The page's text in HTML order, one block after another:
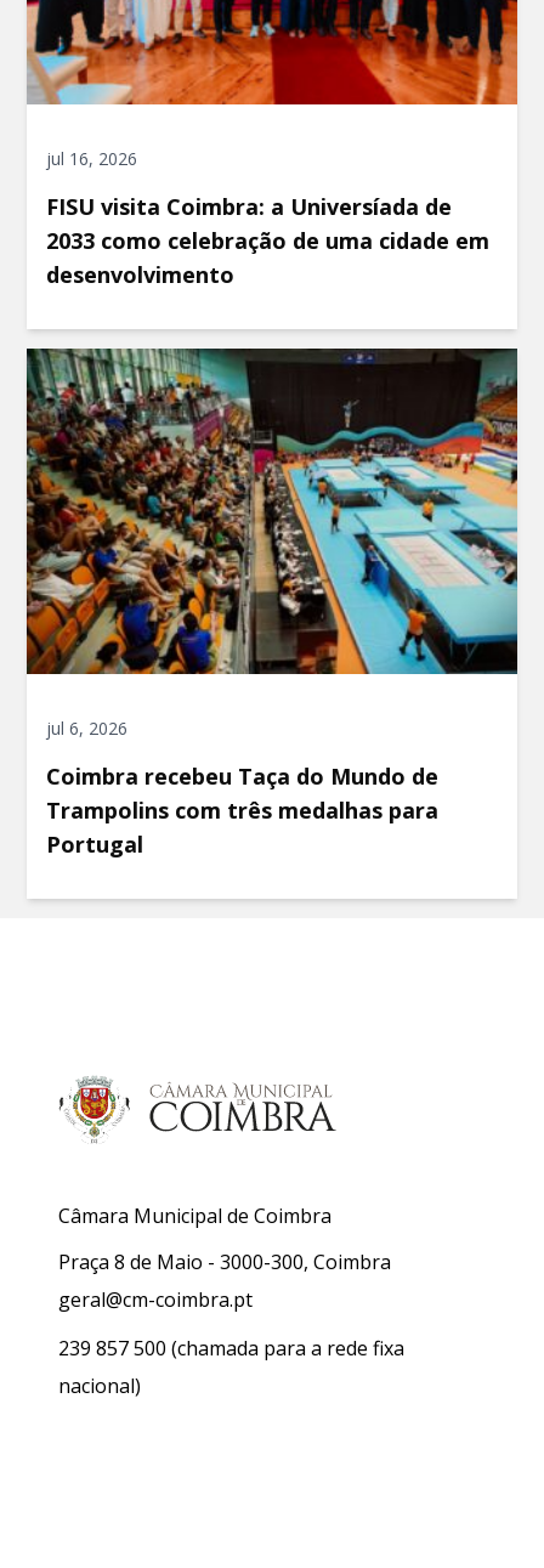
jul 16, 2026
FISU visita Coimbra: a Universíada de
2033 como celebração de uma cidade em
desenvolvimento
jul 6, 2026
Coimbra recebeu Taça do Mundo de
Trampolins com três medalhas para
Portugal
Câmara Municipal de Coimbra
Praça 8 de Maio - 3000-300, Coimbra
geral@cm-coimbra.pt
239 857 500 (chamada para a rede fixa
nacional)